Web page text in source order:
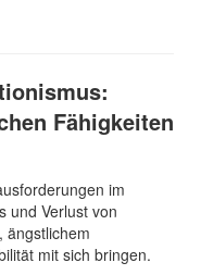
Fähigkeiten
im
und Verlust von
ängstlichem
mit sich bringen.